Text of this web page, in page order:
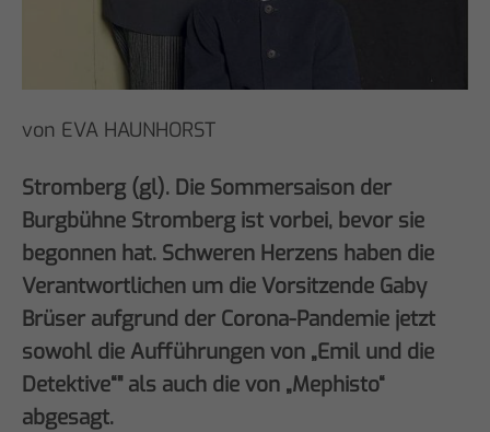
von EVA HAUNHORST
Stromberg (gl). Die Sommersaison der
Burgbühne Stromberg ist vorbei, bevor sie
begonnen hat. Schweren Herzens haben die
Verantwortlichen um die Vorsitzende Gaby
Brüser aufgrund der Corona-Pandemie jetzt
sowohl die Aufführungen von „Emil und die
Detektive“" als auch die von „Mephisto“
abgesagt.